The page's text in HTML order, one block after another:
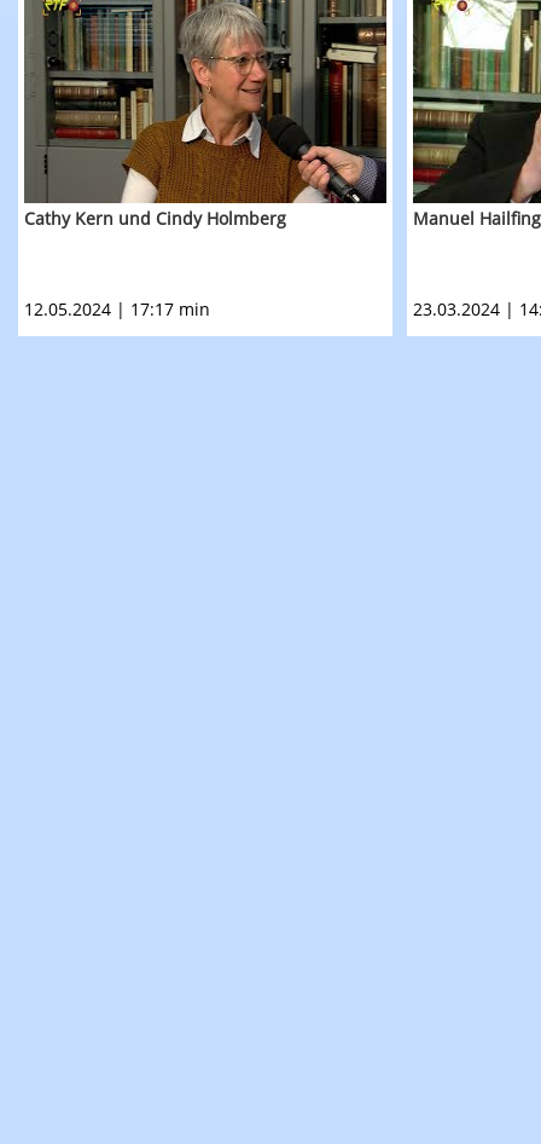
RTF.1 Im Gespräch mit...: Cathy Kern und
Cathy Kern und Cindy Holmberg
12.05.2024 | 17:17 min
RTF.1 Im
Manuel
23.03.2024 |